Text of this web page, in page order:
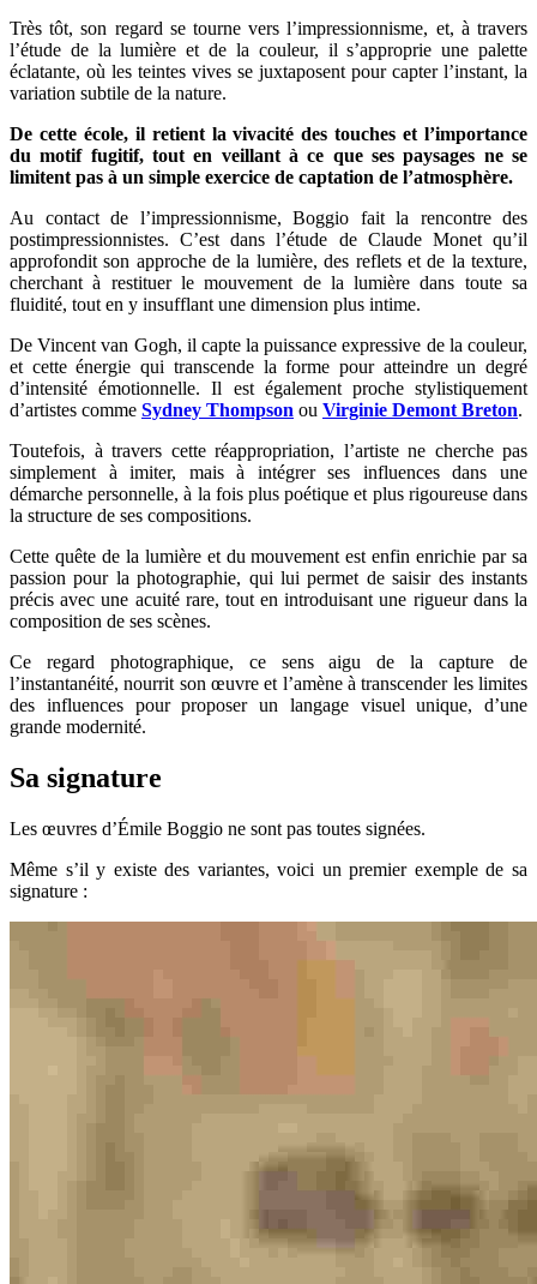
Très tôt, son regard se tourne vers l’impressionnisme, et, à travers
l’étude de la lumière et de la couleur, il s’approprie une palette
éclatante, où les teintes vives se juxtaposent pour capter l’instant, la
variation subtile de la nature.
De cette école, il retient la vivacité des touches et l’importance
du motif fugitif, tout en veillant à ce que ses paysages ne se
limitent pas à un simple exercice de captation de l’atmosphère.
Au contact de l’impressionnisme, Boggio fait la rencontre des
postimpressionnistes. C’est dans l’étude de Claude Monet qu’il
approfondit son approche de la lumière, des reflets et de la texture,
cherchant à restituer le mouvement de la lumière dans toute sa
fluidité, tout en y insufflant une dimension plus intime.
De Vincent van Gogh, il capte la puissance expressive de la couleur,
et cette énergie qui transcende la forme pour atteindre un degré
d’intensité émotionnelle. Il est également proche stylistiquement
d’artistes comme Sydney Thompson ou Virginie Demont Breton.
Toutefois, à travers cette réappropriation, l’artiste ne cherche pas
simplement à imiter, mais à intégrer ses influences dans une
démarche personnelle, à la fois plus poétique et plus rigoureuse dans
la structure de ses compositions.
Cette quête de la lumière et du mouvement est enfin enrichie par sa
passion pour la photographie, qui lui permet de saisir des instants
précis avec une acuité rare, tout en introduisant une rigueur dans la
composition de ses scènes.
Ce regard photographique, ce sens aigu de la capture de
l’instantanéité, nourrit son œuvre et l’amène à transcender les limites
des influences pour proposer un langage visuel unique, d’une
grande modernité.
Sa signature
Les œuvres d’Émile Boggio ne sont pas toutes signées.
Même s’il y existe des variantes, voici un premier exemple de sa
signature :